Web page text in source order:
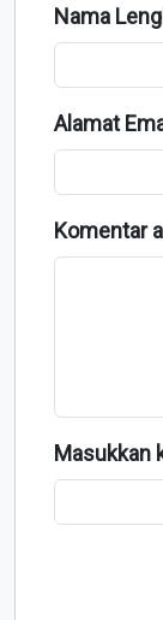
Nama
Alamat
Komentar
Masukkan